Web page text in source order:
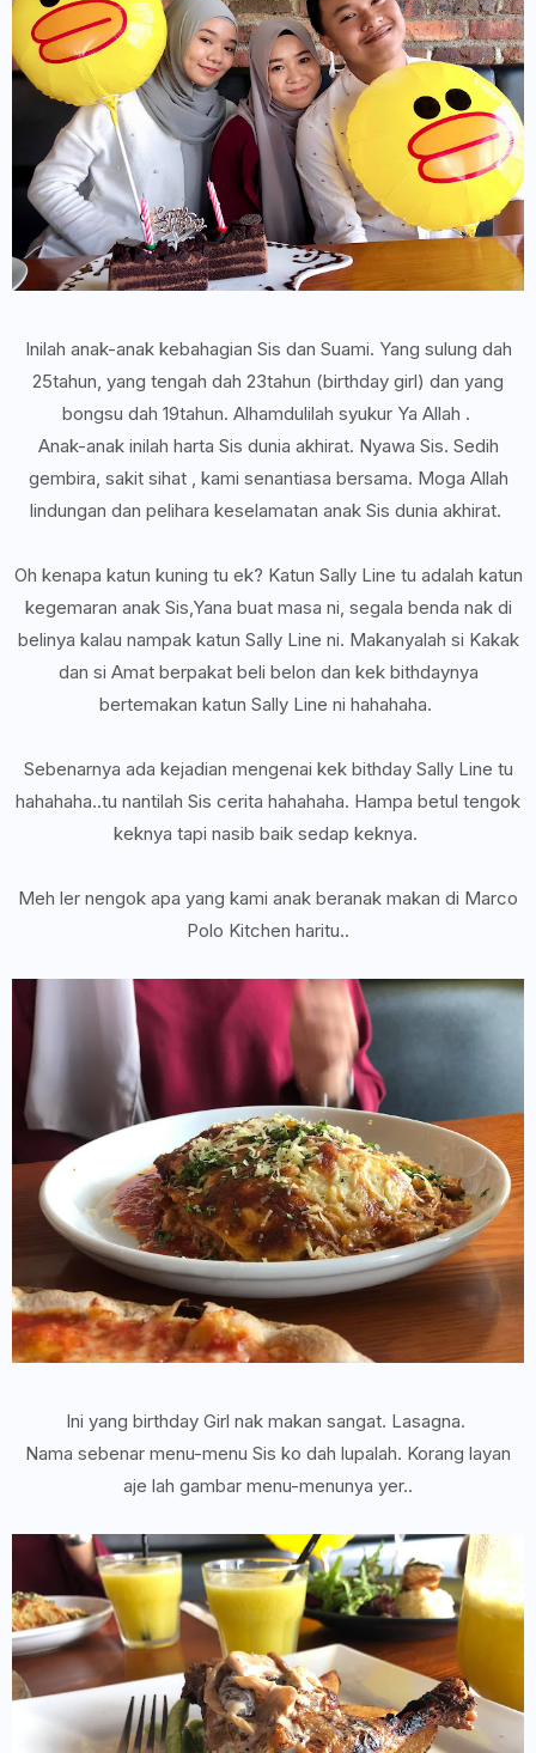
Inilah anak-anak kebahagian Sis dan Suami. Yang sulung dah
25tahun, yang tengah dah 23tahun (birthday girl) dan yang
bongsu dah 19tahun. Alhamdulilah syukur Ya Allah .
Anak-anak inilah harta Sis dunia akhirat. Nyawa Sis. Sedih
gembira, sakit sihat , kami senantiasa bersama. Moga Allah
lindungan dan pelihara keselamatan anak Sis dunia akhirat.
Oh kenapa katun kuning tu ek? Katun Sally Line tu adalah katun
kegemaran anak Sis,Yana buat masa ni, segala benda nak di
belinya kalau nampak katun Sally Line ni. Makanyalah si Kakak
dan si Amat berpakat beli belon dan kek bithdaynya
bertemakan katun Sally Line ni hahahaha.
Sebenarnya ada kejadian mengenai kek bithday Sally Line tu
hahahaha..tu nantilah Sis cerita hahahaha. Hampa betul tengok
keknya tapi nasib baik sedap keknya.
Meh ler nengok apa yang kami anak beranak makan di Marco
Polo Kitchen haritu..
Ini yang birthday Girl nak makan sangat. Lasagna.
Nama sebenar menu-menu Sis ko dah lupalah. Korang layan
aje lah gambar menu-menunya yer..